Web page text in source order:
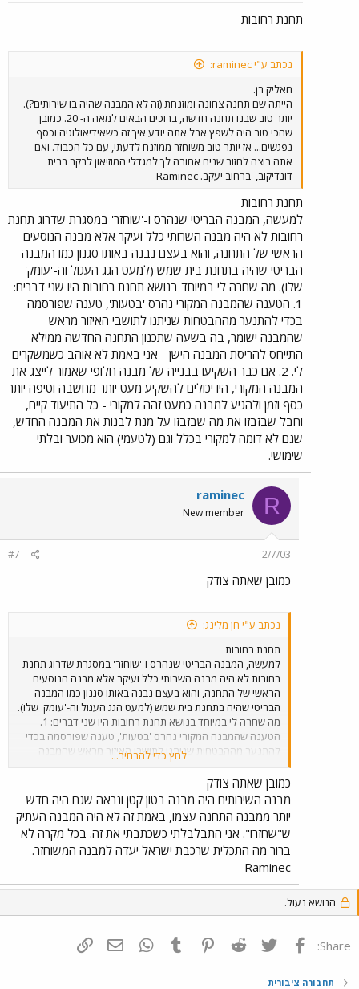
תחנת רחובות
נכתב ע"י raminec:
חאליק רן.
הייתה שם תחנה צחונה ומוזנחת (זה לא המבנה שהיה בו שירותים?).
יותר טוב שבנו תחנה חדשה, ברוכים הבאים למאה ה- 20. כמובן
שהכי טוב היה לשפץ אבל אתה יודע איך זה כשאידיאולוגיה וכסף
נפגשים... אז יותר טוב משוחזר ממוזנח לדעתי, עם כל הכבוד. ואם
אתה רוצה לחזור שנים אחורה לך למגדלי המוזיאון לבקר בבית
דונדיקוב,
ברחוב יעקב. Raminec
תחנת רחובות
למעשה, המבנה הבריטי שנהרס ו-'שוחזר' במסגרת שדרוג תחנת
רחובות לא היה מבנה השרותי כלל ועיקר אלא מבנה הנוסעים
הראשי של התחנה, והוא בעצם נבנה באותו סגנון כמו המבנה
הבריטי שהיה בתחנת בית שמש (למעט הגג העגול וה-'עומק'
שלו). מה שחרה לי במיוחד בנושא תחנת רחובות היו שני דברים:
1. הטענה שהמבנה המקורי נהרס 'בטעות', טענה שפורסמה
בכדי להתנער מההבטחות שניתנו לתושבי האיזור מראש
שהמבנה ישומר, בה בשעה שתכנון התחנה החדשה ממילא
התייחס להריסת המבנה הישן - אני באמת לא אוהב כשמשקרים
לי. 2. אם כבר השקיעו בבנייה של מבנה חלופי שאמור לייצג את
המבנה המקורי, היו יכולים להשקיע מעט יותר מחשבה וטיפה יותר
כסף וזמן ולהגיע למבנה כמעט זהה למקורי - כל התיעוד קיים,
וחבל שבזבזו את מה שבזבזו על מנת לבנות את המבנה החדש,
שגם לא דומה למקורי בכלל וגם (לטעמי) הוא מכוער ובלתי
שימושי.
R
raminec
New member
2/7/03
#7
כמובן שאתה צודק
נכתב ע"י חן מלינג:
תחנת רחובות
למעשה, המבנה הבריטי שנהרס ו-'שוחזר' במסגרת שדרוג תחנת
רחובות לא היה מבנה השרותי כלל ועיקר אלא מבנה הנוסעים
הראשי של התחנה, והוא בעצם נבנה באותו סגנון כמו המבנה
הבריטי שהיה בתחנת בית שמש (למעט הגג העגול וה-'עומק' שלו).
מה שחרה לי במיוחד בנושא תחנת רחובות היו שני דברים: 1.
הטענה שהמבנה המקורי נהרס 'בטעות', טענה שפורסמה בכדי
להתנער מההבטחות שניתנו לתושבי האיזור מראש שהמבנה
ישומר, בה בשעה שתכנון התחנה החדשה ממילא התייחס
כבר השקיעו בבנייה של מבנה חלופי שאמור לייצג את המבנה
המקורי, היו יכולים להשקיע מעט יותר מחשבה וטיפה יותר כסף
וזמן ולהגיע למבנה כמעט זהה למקורי - כל התיעוד קיים, וחבל
שבזבזו את מה שבזבזו על מנת לבנות את המבנה החדש, שגם לא
דומה למקורי בכלל וגם (לטעמי) הוא מכוער ובלתי שימושי.
לחץ כדי להרחיב...
כמובן שאתה צודק
מבנה השירותים היה מבנה בטון קטן ונראה שגם היה חדש
יותר ממבנה התחנה עצמו, באמת זה לא היה המבנה העתיק
ש"שחזרו". אני התבלבלתי כשכתבתי את זה. בכל מקרה לא
ברור מה התכלית שרכבת ישראל יעדה למבנה המשוחזר.
Raminec
הנושא נעול.
Share: פייסבוק Twitter
Reddit
Pinterest
Tumblr
WhatsAppדואר אלקטרוני
תחבורה ציבורית